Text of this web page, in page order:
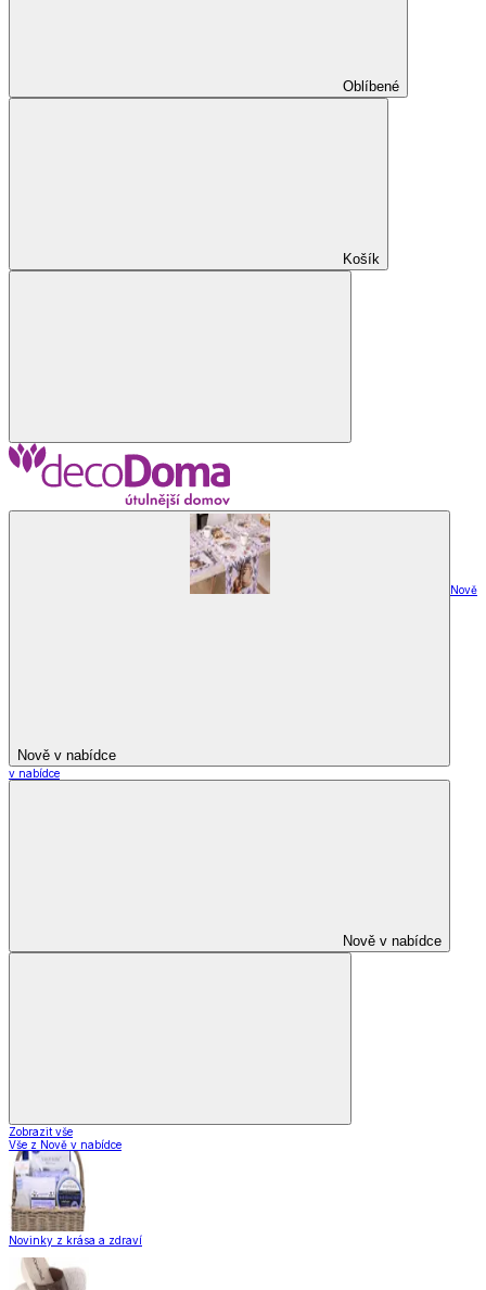
Oblíbené
Košík
Nově v nabídce
Nově
v nabídce
Nově v nabídce
Zobrazit vše
Vše z Nově v nabídce
Novinky z krása a zdraví